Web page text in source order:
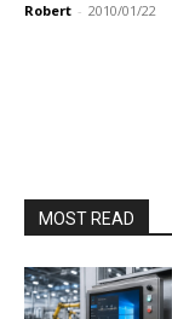
Robert - 2010/01/22
MOST READ